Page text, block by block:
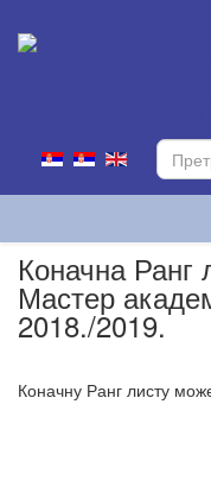
Коначна Ранг
Мастер
2018./2019.
Коначну Ранг листу